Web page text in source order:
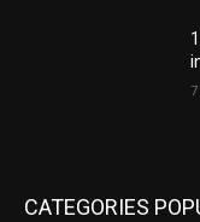
CATEGORIES